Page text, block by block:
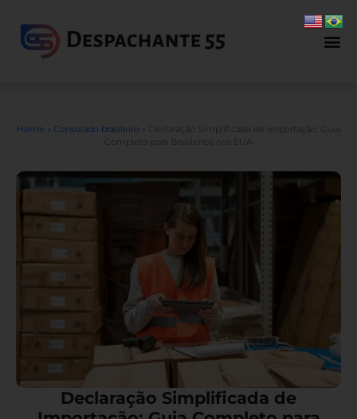
Home Consulado brasileiro
Declaração Simplificada de Importação: Guia
Completo para Brasileiros nos EUA
Declaração Simplificada de